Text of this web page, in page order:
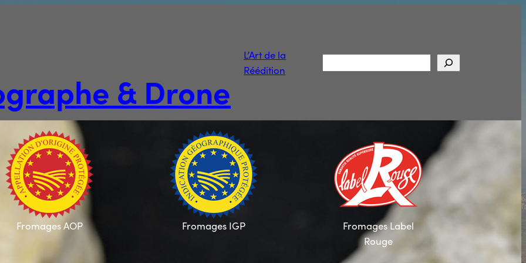
& Drone
L’Art de la
Réédition
Fromages AOP Fromages IGP
Fromages Label
Rouge